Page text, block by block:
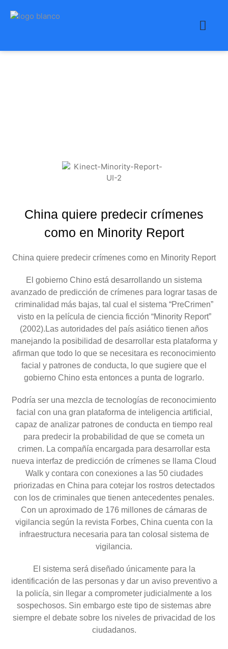
China quiere predecir crímenes
como en Minority Report
China quiere predecir crímenes como en Minority Report
El gobierno Chino está desarrollando un sistema
avanzado de predicción de crímenes para lograr tasas de
criminalidad más bajas, tal cual el sistema “PreCrimen”
visto en la película de ciencia ficción “Minority Report”
(2002).Las autoridades del país asiático tienen años
manejando la posibilidad de desarrollar esta plataforma y
afirman que todo lo que se necesitara es reconocimiento
facial y patrones de conducta, lo que sugiere que el
gobierno Chino esta entonces a punta de lograrlo.
Podría ser una mezcla de tecnologías de reconocimiento
facial con una gran plataforma de inteligencia artificial,
capaz de analizar patrones de conducta en tiempo real
para predecir la probabilidad de que se cometa un
crimen. La compañía encargada para desarrollar esta
nueva interfaz de predicción de crímenes se llama Cloud
Walk y contara con conexiones a las 50 ciudades
priorizadas en China para cotejar los rostros detectados
con los de criminales que tienen antecedentes penales.
Con un aproximado de 176 millones de cámaras de
vigilancia según la revista Forbes, China cuenta con la
infraestructura necesaria para tan colosal sistema de
vigilancia.
El sistema será diseñado únicamente para la
identificación de las personas y dar un aviso preventivo a
la policía, sin llegar a comprometer judicialmente a los
sospechosos. Sin embargo este tipo de sistemas abre
siempre el debate sobre los niveles de privacidad de los
ciudadanos.